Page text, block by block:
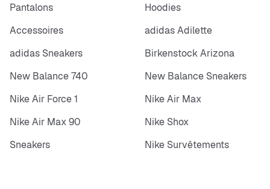
Pantalons
Hoodies
Accessoires
adidas Adilette
adidas Sneakers
Birkenstock Arizona
New Balance 740
New Balance Sneakers
Nike Air Force 1
Nike Air Max
Nike Air Max 90
Nike Shox
Sneakers
Nike Survêtements